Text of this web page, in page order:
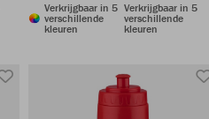
Verkrijgbaar in 5
verschillende
kleuren
Verkrijgbaar in 5
verschillende
kleuren